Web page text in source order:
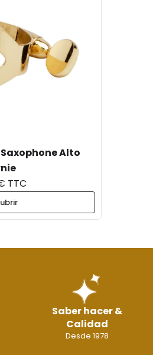
Alto
TTC
Saber hacer &
Calidad
Desde 1978